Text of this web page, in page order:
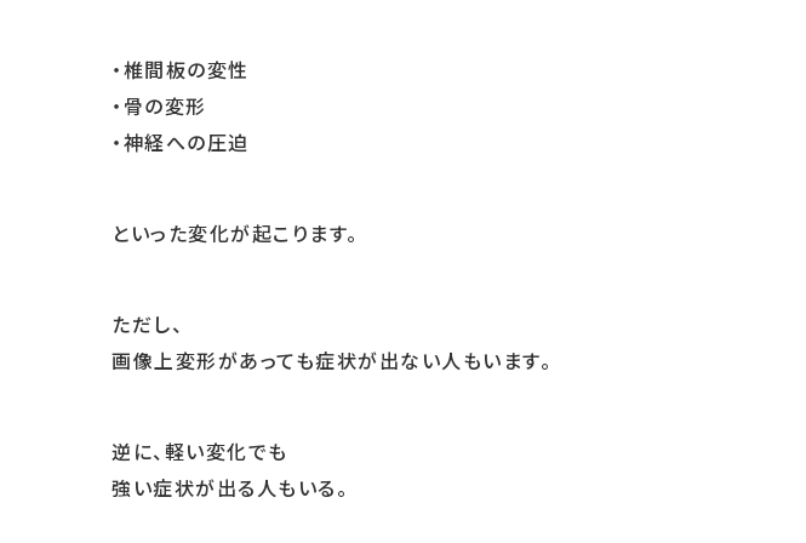
・椎間板の変性
・骨の変形
・神経への圧迫
といった変化が起こります。
ただし、
画像上変形があっても症状が出ない人もいます。
逆に、軽い変化でも
強い症状が出る人もいる。